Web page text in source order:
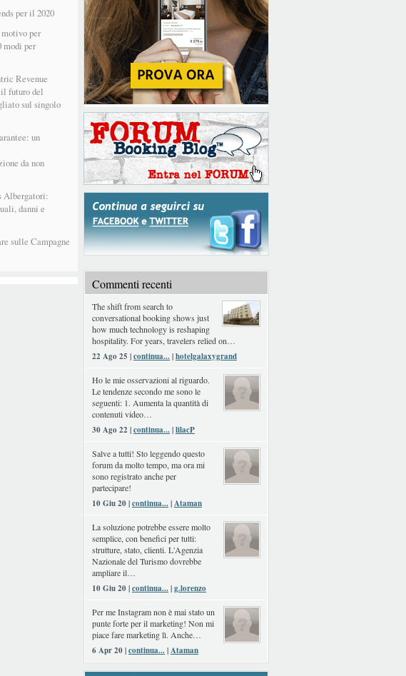
per il 2020
per
modi per
Revenue
futuro del
sul singolo
un
da non
Albergatori:
danni e
sulle Campagne
Commenti recenti
The shift from search to
conversational booking shows just
how much technology is reshaping
hospitality. For years, travelers relied on…
22 Ago 25 |continua...|hotelgalaxygrand
Ho le mie osservazioni al riguardo.
Le tendenze secondo me sono le
seguenti: 1. Aumenta la quantità di
contenuti video…
30 Ago 22 |continua...|lilacP
Salve a tutti! Sto leggendo questo
forum da molto tempo, ma ora mi
sono registrato anche per
partecipare!
10 Giu 20 |continua...|Ataman
La soluzione potrebbe essere molto
semplice, con benefici per tutti:
strutture, stato, clienti. L'Agenzia
Nazionale del Turismo dovrebbe
ampliare il…
10 Giu 20 |continua...|g.lorenzo
Per me Instagram non è mai stato un
punte forte per il marketing! Non mi
piace fare marketing lì. Anche…
6 Apr 20 |continua...|Ataman